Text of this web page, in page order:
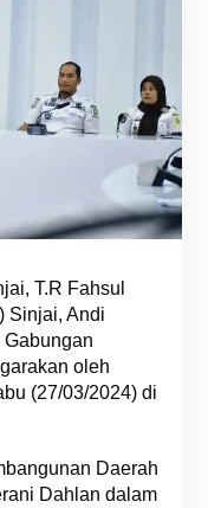
T.R Fahsul
Sinjai, Andi
oleh
(27/03/2024) di
Daerah
Dahlan dalam